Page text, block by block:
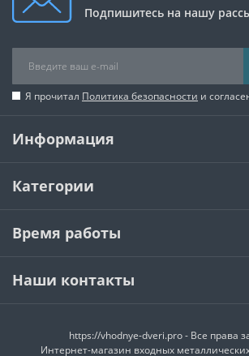
Подпишитесь на нашу
Я прочитал Политика безопасности и
Информация
Категории
Время работы
Наши контакты
https://vhodnye-dveri.pro - Все права
Интернет-магазин входных